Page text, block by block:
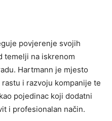
povjerenje svojih
temelji na iskrenom
Hartmann je mjesto
i razvoju kompanije te
pojedinac koji dodatni
i profesionalan način.